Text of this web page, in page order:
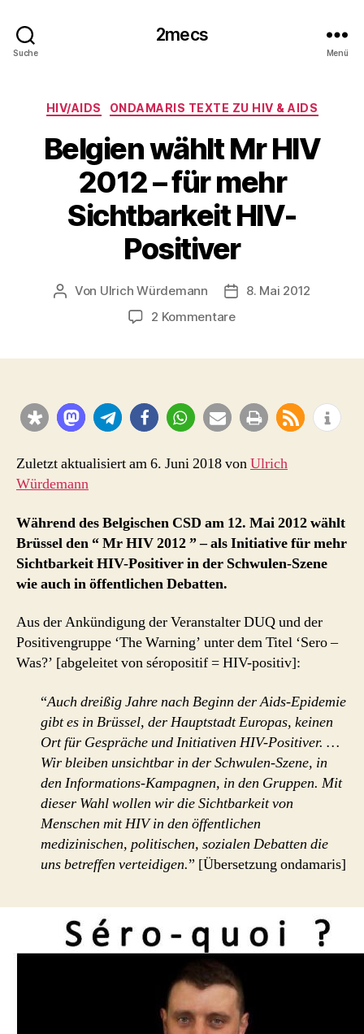
Suche
2mecs
Menü
Kategorien
HIV/AIDS ONDAMARIS TEXTE ZU HIV & AIDS
Belgien wählt Mr HIV
2012 – für mehr
Sichtbarkeit HIV-
Positiver
Beitragsautor
Von Ulrich Würdemann Beitragsdatum
8. Mai 2012
2 Kommentarezu
2012
–
mehr
Zuletzt aktualisiert am 6. Juni 2018 vonUlrich
Würdemann
Während des Belgischen CSD am 12. Mai 2012 wählt
Brüssel den “ Mr HIV 2012 ” – als Initiative für mehr
Sichtbarkeit HIV-Positiver in der Schwulen-Szene
wie auch in öffentlichen Debatten.
Aus der Ankündigung der Veranstalter DUQ und der
Positivengruppe ‘The Warning’ unter dem Titel ‘Sero –
Was?’ [abgeleitet von séropositif = HIV-positiv]:
“Auch dreißig Jahre nach Beginn der Aids-Epidemie
gibt es in Brüssel, der Hauptstadt Europas, keinen
Ort für Gespräche und Initiativen HIV-Positiver. …
Wir bleiben unsichtbar in der Schwulen-Szene, in
den Informations-Kampagnen, in den Gruppen. Mit
dieser Wahl wollen wir die Sichtbarkeit von
Menschen mit HIV in den öffentlichen
medizinischen, politischen, sozialen Debatten die
uns betreffen verteidigen.” [Übersetzung ondamaris]